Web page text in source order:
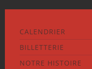
CALENDRIER
BILLETTERIE
NOTRE HISTOIRE